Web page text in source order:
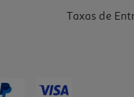
Taxas de